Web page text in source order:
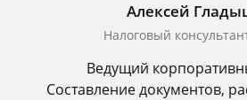
Алексей
Налоговый
Ведущий
Составление документов,